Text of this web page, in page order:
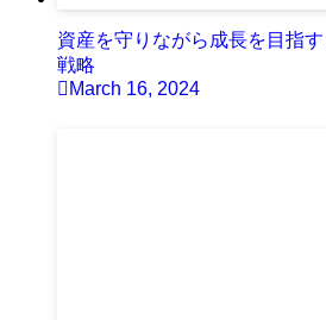
資産を守りながら成長を目指
戦略
March 16, 2024